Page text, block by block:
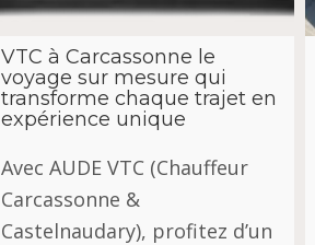
VTC à Carcassonne le
voyage sur mesure qui
transforme chaque trajet en
expérience unique
Avec AUDE VTC (Chauffeur
Carcassonne &
Castelnaudary), profitez d’un